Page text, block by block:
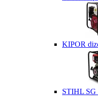
KIPOR
STIHL SG